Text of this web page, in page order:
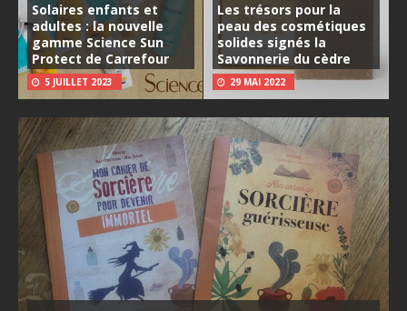
Solaires enfants et
adultes : la nouvelle
gamme Science Sun
Protect de Carrefour
5 JUILLET 2023
Les trésors pour la
peau des cosmétiques
solides signés la
Savonnerie du cèdre
29 MAI 2022